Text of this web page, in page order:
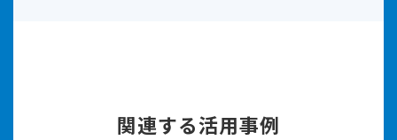
関連する活用事例